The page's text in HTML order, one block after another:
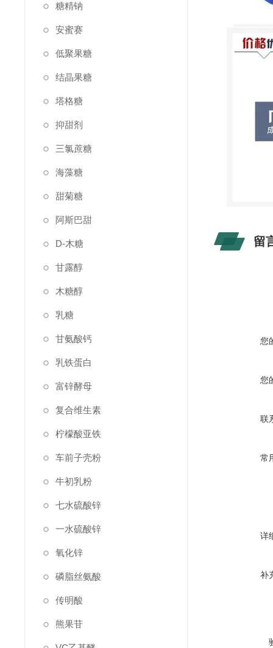
糖精钠
安蜜赛
低聚果糖
结晶果糖
塔格糖
抑甜剂
三氯蔗糖
海藻糖
甜菊糖
阿斯巴甜
D-木糖
甘露醇
木糖醇
乳糖
甘氨酸钙
乳铁蛋白
富锌酵母
复合维生素
柠檬酸亚铁
车前子壳粉
牛初乳粉
七水硫酸锌
一水硫酸锌
氧化锌
磷脂丝氨酸
传明酸
熊果苷
留
您
您
联
常
详
补